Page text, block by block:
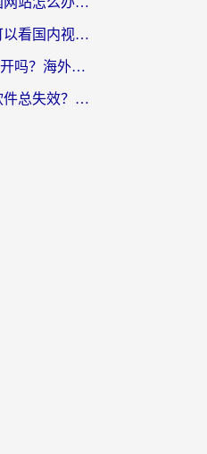
在国外有什么软件可以看国内视频？留学生亲测的追剧救星来了
全民K歌国外可以打开吗？海外党听歌听书无限制的实用指南
国外能听歌的音乐软件总失效？这篇教你怎么在海外流畅听网易云